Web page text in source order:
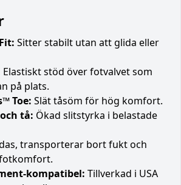
Sitter stabilt utan att glida eller
Elastiskt stöd över fotvalvet som
på plats.
Toe: Slät tåsöm för hög komfort.
tå: Ökad slitstyrka i belastade
transporterar bort fukt och
kompatibel: Tillverkad i USA